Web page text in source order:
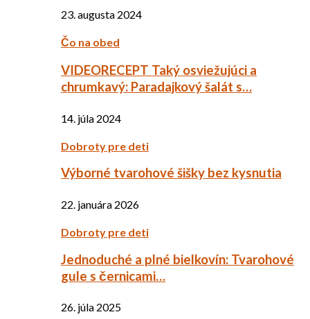
23. augusta 2024
Čo na obed
VIDEORECEPT Taký osviežujúci a
chrumkavý: Paradajkový šalát s…
14. júla 2024
Dobroty pre deti
Výborné tvarohové šišky bez kysnutia
22. januára 2026
Dobroty pre deti
Jednoduché a plné bielkovín: Tvarohové
gule s černicami…
26. júla 2025